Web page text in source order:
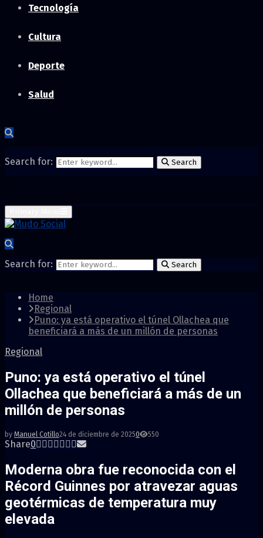
Tecnología
Cultura
Deporte
Salud
Search for: Search
Search for: Search
Home
Regional
Puno: ya está operativo el túnel Ollachea que
beneficiará a más de un millón de personas
Regional
Puno: ya está operativo el túnel
Ollachea que beneficiará a más de un
millón de personas
by Manuel Cotillo24 de diciembre de 20250 550
Share0
Moderna obra fue reconocida con el
Récord Guinnes por atravezar aguas
geotérmicas de temperatura muy
elevada